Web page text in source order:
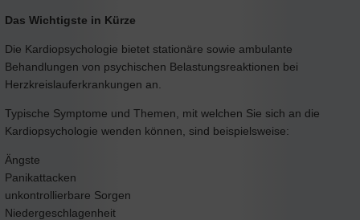
Das Wichtigste in Kürze
Die Kardiopsychologie bietet stationäre sowie ambulante
Behandlungen von psychischen Belastungsreaktionen bei
Herzkreislauferkrankungen an.
Typische Symptome und Themen, mit welchen Sie sich an die
Kardiopsychologie wenden können, sind beispielsweise:
Ängste
Panikattacken
unkontrollierbare Sorgen
Niedergeschlagenheit